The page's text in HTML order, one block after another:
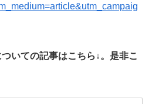
いての記事はこちら↓。是非こ